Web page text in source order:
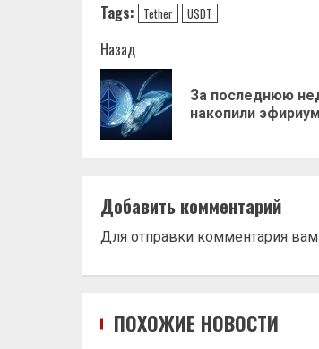
Tags: Tether USDT
Навигация
записи
Назад
За последнюю
накопили
Добавить комментарий
Для отправки комментария
ПОХОЖИЕ НОВОСТИ